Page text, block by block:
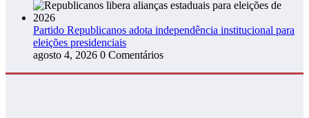
Partido Republicanos adota independência institucional para
eleições presidenciais
agosto 4, 2026 0 Comentários